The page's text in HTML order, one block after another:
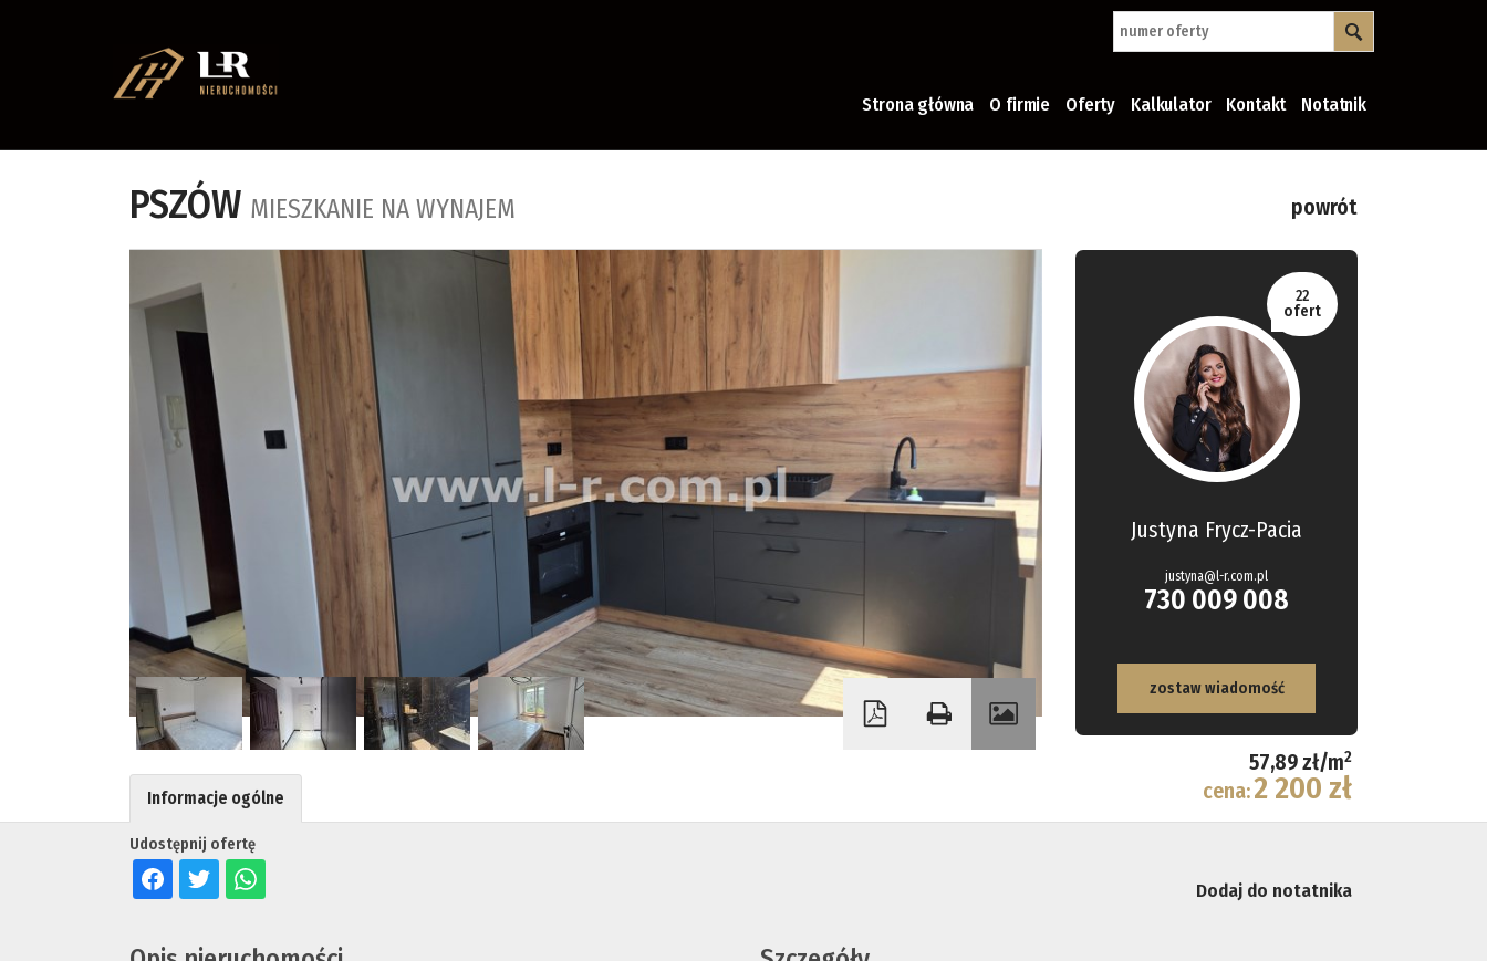
Strona główna O firmie Oferty Kalkulator Kontakt Notatnik
PSZÓW MIESZKANIE NA WYNAJEM powrót
22
ofert
Justyna Frycz-Pacia
justyna@l-r.com.pl
730 009 008
zostaw wiadomość
57,89 zł/m2
cena:2 200 zł
Dodaj do notatnika
Udostępnij ofertę
Informacje ogólne